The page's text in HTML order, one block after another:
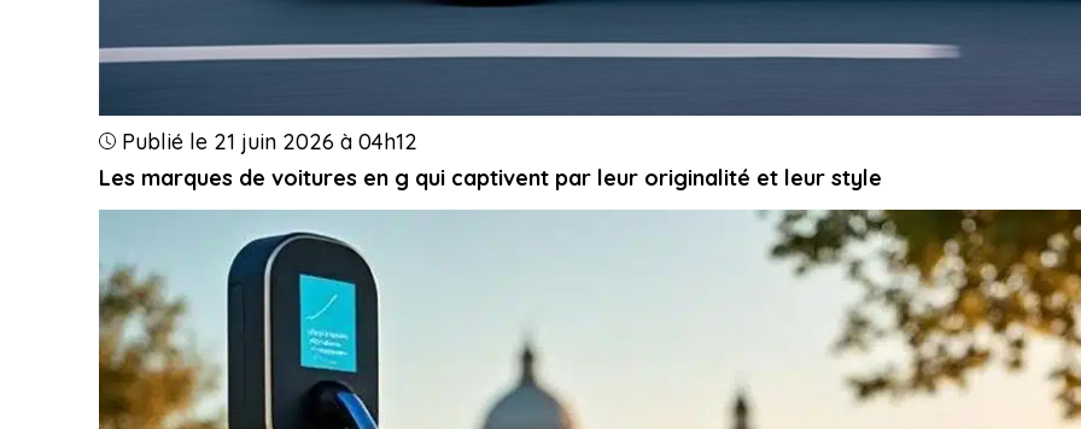
Les marques de voitures en g qui captivent par leur originalité et leur style
Publié le 21 juin 2026 à 04h12